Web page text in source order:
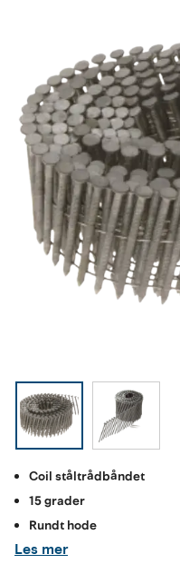
Coil ståltrådbåndet
15 grader
Rundt hode
Les mer